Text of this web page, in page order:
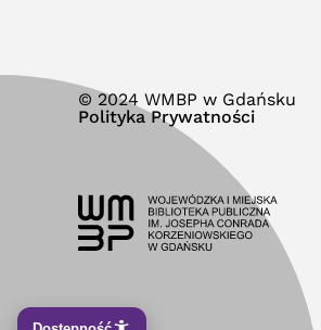
© 2024 WMBP w Gdańsku
Polityka Prywatności